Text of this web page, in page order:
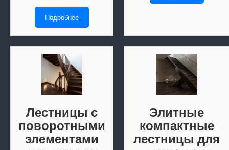
Подробнее
Лестницы с
поворотными
элементами
Элитные
компактные
лестницы для